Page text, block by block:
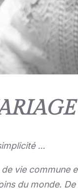
…
vie commune
du monde.